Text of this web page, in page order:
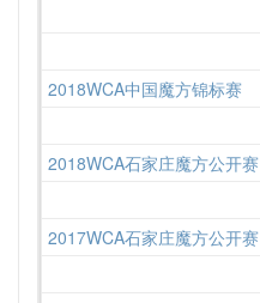
2018WCA中国魔方锦标赛
2018WCA石家庄魔方公开赛
2017WCA石家庄魔方公开赛